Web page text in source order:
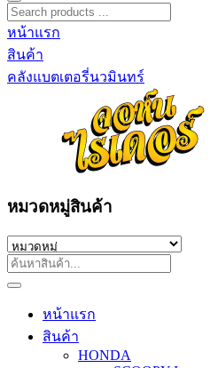
หน้าแรก
สินค้า
คลังแบตเตอรี่นวมินทร์
หมวดหมู่สินค้า
หน้าแรก
สินค้า
HONDA